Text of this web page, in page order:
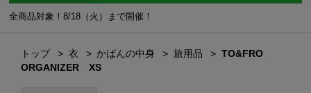
全商品対象！8/18（火）まで開催！
トップ 衣 かばんの中身 旅用品
TO&FRO
ORGANIZER XS